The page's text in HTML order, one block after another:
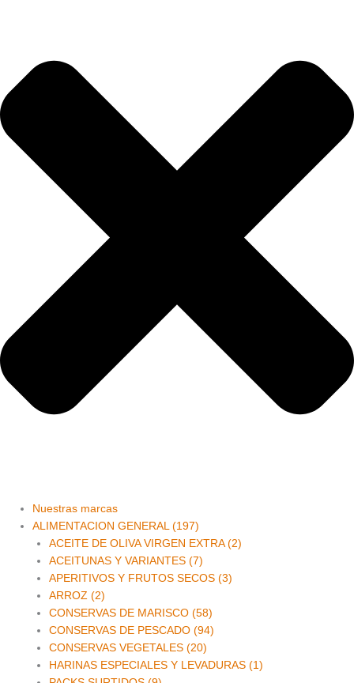
Nuestras marcas
ALIMENTACION GENERAL (197)
ACEITE DE OLIVA VIRGEN EXTRA (2)
ACEITUNAS Y VARIANTES (7)
APERITIVOS Y FRUTOS SECOS (3)
ARROZ (2)
CONSERVAS DE MARISCO (58)
CONSERVAS DE PESCADO (94)
CONSERVAS VEGETALES (20)
HARINAS ESPECIALES Y LEVADURAS (1)